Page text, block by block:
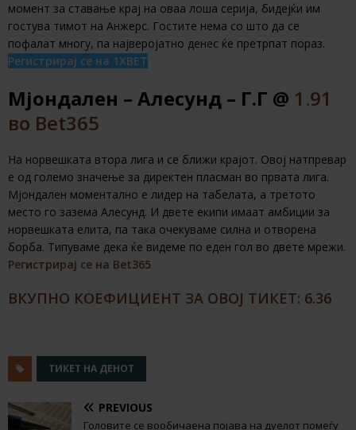
момент за ставање крај на оваа лоша серија, бидејќи им
гостува тимот на Анжерс. Гостите нема со што да се
пофалат многу, па најверојатно денес ќе претрпат пораз.
Регистрирај се на 1XBET
Мјондален – Алесунд – Г.Г @ 1.91
во Bet365
На норвешката втора лига и се ближи крајот. Овој натпревар
е од големо значење за директен пласман во првата лига.
Мјондален моментално е лидер на табелата, а третото
место го зазема Алесунд. И двете екипи имаат амбиции за
норвешката елита, па така очекуваме силна и отворена
борба. Типуваме дека ќе видеме по еден гол во двете мрежи.
Регистрирај се на Bet365
ВКУПНО КОЕФИЦИЕНТ ЗА ОВОЈ ТИКЕТ: 6.36
ТИКЕТ НА ДЕНОТ
PREVIOUS
Головите се вообичаена појава на дуелот помеѓу